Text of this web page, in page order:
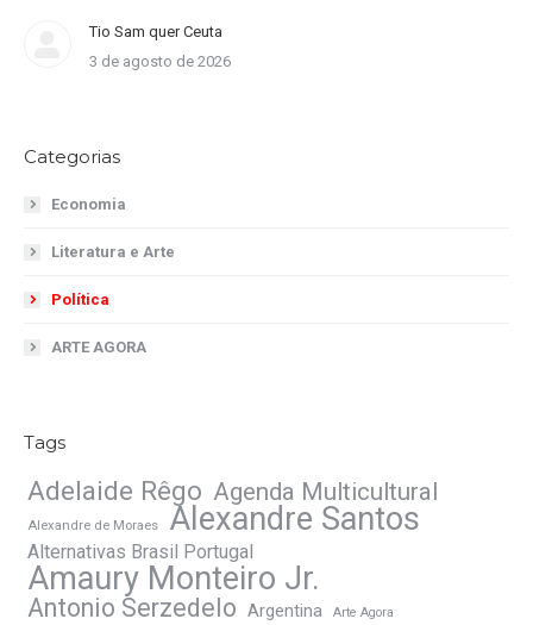
Tio Sam quer Ceuta
3 de agosto de 2026
Categorias
Economia
Literatura e Arte
Política
ARTE AGORA
Tags
Adelaide Rêgo Agenda Multicultural
Alexandre de Moraes Alexandre Santos
Alternativas Brasil Portugal
Amaury Monteiro Jr.
Antonio Serzedelo Argentina Arte Agora